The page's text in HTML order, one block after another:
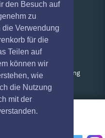
den Besuch auf
zu
Verwendung
für die
Teilen auf
können wir
wie
die Nutzung
mit der
Gutscheine
Geschäftskunden
Kartenrückgabe
Besucherregistrierung